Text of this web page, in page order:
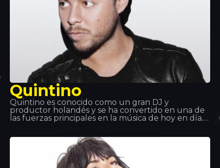
Quintino
Quintino es conocido como un gran DJ y
productor holandés y se ha convertido en una de
las fuerzas principales en la música de hoy en día.
su trabajo y se ha convertido en uno de los
principales músicos. Es por eso que su compañía
siempre es ¡bienvenida!